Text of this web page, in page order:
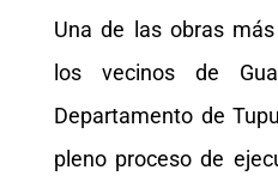
Una de las obras
los vecinos de
Departamento de
pleno proceso de